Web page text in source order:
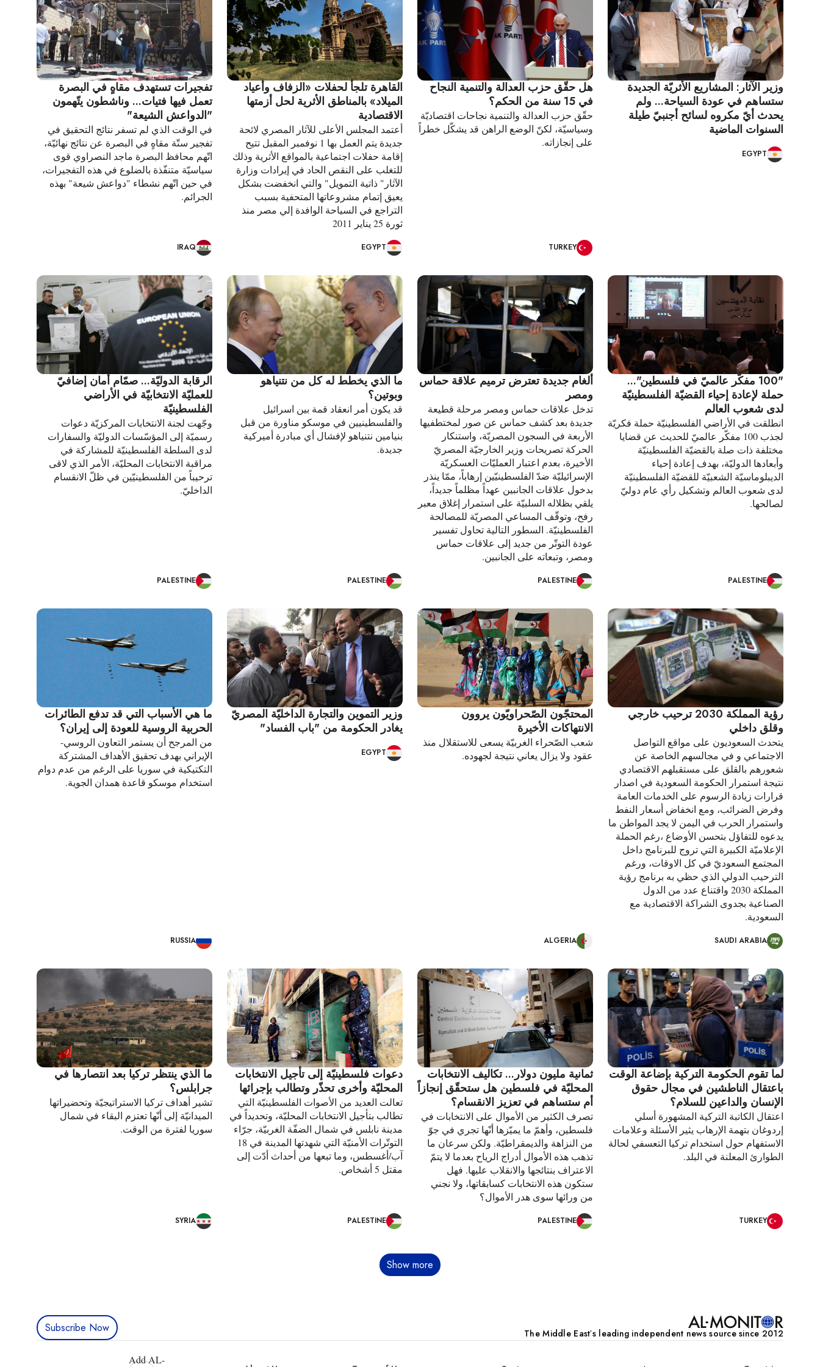
وزير الآثار: المشاريع الأثريّة الجديدة
ستساهم في عودة السياحة... ولم
يحدث أيّ مكروه لسائح أجنبيّ طيلة
السنوات الماضية
EGYPT
هل حقّق حزب العدالة والتنمية النجاح
في 15 سنة من الحكم؟
حقّق حزب العدالة والتنمية نجاحات اقتصاديّة
وسياسيّة، لكنّ الوضع الراهن قد يشكّل خطراً
على إنجازاته.
TURKEY
القاهرة تلجأ لحفلات «الزفاف وأعياد
الميلاد» بالمناطق الأثرية لحل أزمتها
الاقتصادية
أعتمد المجلس الأعلى للآثار المصري لائحة
جديدة يتم العمل بها 1 نوفمبر المقبل تتيح
إقامة حفلات اجتماعية بالمواقع الأثرية وذلك
للتغلب على النقص الحاد في إيرادات وزارة
الآثار" ذاتية التمويل" والتي انخفضت بشكل
يعيق إتمام مشروعاتها المتحفية بسبب
التراجع في السياحة الوافدة إلي مصر منذ
ثورة 25 يناير 2011
EGYPT
تفجيرات تستهدف مقاهٍ في البصرة
تعمل فيها فتيات... وناشطون يتّهمون
"الدواعش الشيعة"
في الوقت الذي لم تسفر نتائج التحقيق في
تفجير ستّة مقاهٍ في البصرة عن نتائج نهائيّة،
اتّهم محافظ البصرة ماجد النصراوي قوى
سياسيّة متنفّذة بالضلوع في هذه التفجيرات،
في حين اتّهم نشطاء "دواعش شيعة" بهذه
الجرائم.
IRAQ
"100 مفكّر عالميّ في فلسطين"...
حملة لإعادة إحياء القضيّة الفلسطينيّة
لدى شعوب العالم
انطلقت في الأراضي الفلسطينيّة حملة فكريّة
لجذب 100 مفكّر عالميّ للحديث عن قضايا
مختلفة ذات صلة بالقضيّة الفلسطينيّة
وأبعادها الدوليّة، بهدف إعادة إحياء
الديبلوماسيّة الشعبيّة للقضيّة الفلسطينيّة
لدى شعوب العالم وتشكيل رأي عام دوليّ
لصالحها.
PALESTINE
ألغام جديدة تعترض ترميم علاقة حماس
ومصر
تدخل علاقات حماس ومصر مرحلة قطيعة
جديدة بعد كشف حماس عن صور لمختطفيها
الأربعة في السجون المصريّة، واستنكار
الحركة تصريحات وزير الخارجيّة المصريّ
الأخيرة، بعدم اعتبار العمليّات العسكريّة
الإسرائيليّة ضدّ الفلسطينيّين إرهاباً، ممّا ينذر
بدخول علاقات الجانبين عهداً مظلماً جديداً،
يلقي بظلاله السلبيّة على استمرار إغلاق معبر
رفح، وتوقّف المساعي المصريّة للمصالحة
الفلسطينيّة. السطور التالية تحاول تفسير
عودة التوتّر من جديد إلى علاقات حماس
ومصر، وتبعاته على الجانبين.
PALESTINE
ما الذي يخطط له كل من نتنياهو
وبوتين؟
قد يكون أمر انعقاد قمة بين اسرائيل
والفلسطينيين في موسكو مناورة من قبل
بنيامين نتنياهو لإفشال أي مبادرة أميركية
جديدة.
PALESTINE
الرقابة الدوليّة... صمّام أمان إضافيّ
للعمليّة الانتخابيّة في الأراضي
الفلسطينيّة
وجّهت لجنة الانتخابات المركزيّة دعوات
رسميّة إلى المؤسّسات الدوليّة والسفارات
لدى السلطة الفلسطينيّة للمشاركة في
مراقبة الانتخابات المحليّة، الأمر الذي لاقى
ترحيباً من الفلسطينيّين في ظلّ الانقسام
الداخليّ.
PALESTINE
رؤية المملكة 2030 ترحيب خارجي
وقلق داخلي
يتحدث السعوديون على مواقع التواصل
الاجتماعي و في مجالسهم الخاصة عن
شعورهم بالقلق على مستقبلهم الاقتصادي
نتيجة استمرار الحكومة السعودية في اصدار
قرارات زيادة الرسوم على الخدمات العامة
وفرض الضرائب، ومع انخفاض أسعار النفط
واستمرار الحرب في اليمن لا يجد المواطن ما
يدعوه للتفاؤل بتحسن الأوضاع ،رغم الحملة
الإعلاميّة الكبيرة التي تروج للبرنامج داخل
المجتمع السعوديّ في كل الاوقات، ورغم
الترحيب الدولي الذي حظي به برنامج رؤية
المملكة 2030 واقتناع عدد من الدول
الصناعية بجدوى الشراكة الاقتصادية مع
السعودية.
SAUDI ARABIA
المحتجّون الصّحراويّون يروون
الانتهاكات الأخيرة
شعب الصّحراء الغربيّة يسعى للاستقلال منذ
عقود ولا يزال يعاني نتيجة لجهوده.
ALGERIA
وزير التموين والتجارة الداخليّة المصريّ
يغادر الحكومة من "باب الفساد"
EGYPT
ما هي الأسباب التي قد تدفع الطائرات
الحربية الروسية للعودة إلى إيران؟
من المرجح أن يستمر التعاون الروسي-
الإيراني بهدف تحقيق الأهداف المشتركة
التكتيكية في سوريا على الرغم من عدم دوام
استخدام موسكو قاعدة همدان الجوية.
RUSSIA
لما تقوم الحكومة التركية بإضاعة الوقت
باعتقال الناطشين في مجال حقوق
الإنسان والداعين للسلام؟
اعتقال الكاتبة التركية المشهورة أسلي
إردوغان بتهمة الإرهاب يثير الأسئلة وعلامات
الاستفهام حول استخدام تركيا التعسفي لحالة
الطوارئ المعلنة في البلد.
TURKEY
ثمانية مليون دولار... تكاليف الانتخابات
المحليّة في فلسطين هل ستحقّق إنجازاً
أم ستساهم في تعزيز الانقسام؟
تصرف الكثير من الأموال على الانتخابات في
فلسطين، وأهمّ ما يميّزها أنّها تجري في جوّ
من النزاهة والديمقراطيّة. ولكن سرعان ما
تذهب هذه الأموال أدراج الرياح بعدما لا يتمّ
الاعتراف بنتائجها والانقلاب عليها. فهل
ستكون هذه الانتخابات كسابقاتها، ولا نجني
من ورائها سوى هدر الأموال؟
PALESTINE
دعوات فلسطينيّة إلى تأجيل الانتخابات
المحليّة وأخرى تحذّر وتطالب بإجرائها
تعالت العديد من الأصوات الفلسطينيّة التي
تطالب بتأجيل الانتخابات المحليّة، وتحديداً في
مدينة نابلس في شمال الضفّة الغربيّة، جرّاء
التوتّرات الأمنيّة التي شهدتها المدينة في 18
آب/أغسطس، وما تبعها من أحداث أدّت إلى
مقتل 5 أشخاص.
PALESTINE
ما الذي ينتظر تركيا بعد انتصارها في
جرابلس؟
تشير أهداف تركيا الاستراتيجيّة وتحضيراتها
الميدانيّة إلى أنّها تعتزم البقاء في شمال
سوريا لفترة من الوقت.
SYRIA
Show more
The Middle Eastʼs leading independent news source since 2012
Subscribe Now
Add AL-